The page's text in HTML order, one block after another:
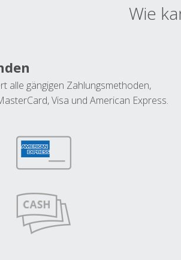
Wie
alle gängigen Zahlungsmethoden,
Visa und American Express.